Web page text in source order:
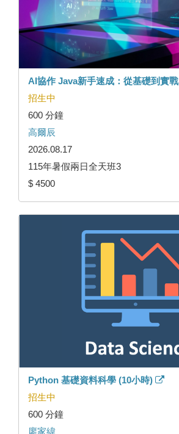
AI協作 Java新手速成：從基礎到實戰
招生中
600 分鐘
高爾辰
2026.08.17
115年暑假兩日全天班3
$ 4500
Python 基礎資料科學 (10小時)
招生中
600 分鐘
廖家緯